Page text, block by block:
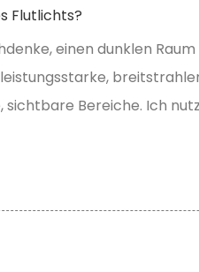
Flutlichts?
einen dunklen
Bereiche. Ich